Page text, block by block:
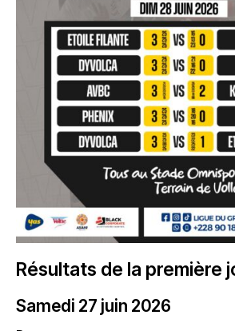
Résultats de la première
Samedi 27 juin 2026